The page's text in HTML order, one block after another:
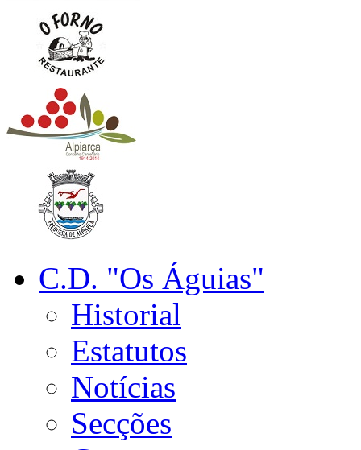
C.D. "Os Águias"
Historial
Estatutos
Notícias
Secções